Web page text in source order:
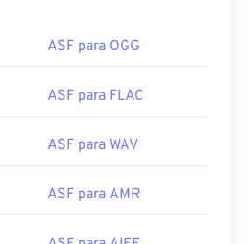
ASF para OGG
ASF para FLAC
ASF para WAV
ASF para AMR